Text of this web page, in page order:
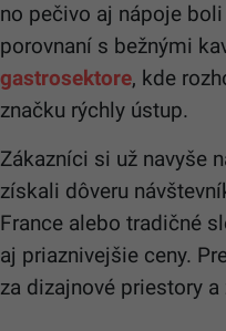
no pečivo aj nápoje
porovnaní s bežnými
gastrosektore, kde
značku rýchly ústup.
Zákazníci si už navyše
získali dôveru
France alebo tradičné
aj priaznivejšie ceny.
za dizajnové priestory